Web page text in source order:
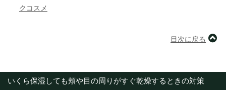
クコスメ
目次に戻る
いくら保湿しても頬や目の周りがすぐ乾燥するときの対策